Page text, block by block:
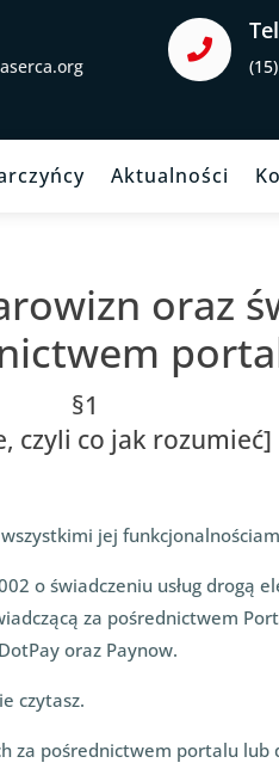

Aktualności
oraz
§1
czyli co jak rozumieć]
jej
o świadczeniu usług drogą
za pośrednictwem
oraz Paynow.
czytasz.
za pośrednictwem portalu